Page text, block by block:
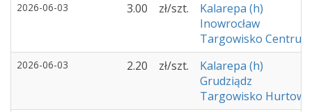
2026-06-03 3.00 zł/szt.
Kalarepa (h)
Inowrocław
Targowisko
2026-06-03 2.20 zł/szt.
Kalarepa (h)
Grudziądz
Targowisko